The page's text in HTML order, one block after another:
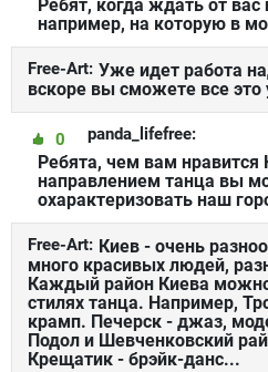
Ребят, когда ждать от вас
например, на которую в
Free-Art: Уже идет работа
вскоре вы сможете все это
panda_lifefree:
0
Ребята, чем вам
направлением танца вы
охарактеризовать наш
Free-Art: Киев - очень
много красивых людей,
Каждый район Киева
стилях танца. Например,
крамп. Печерск - джаз,
Подол и Шевченковский
Крещатик - брэйк-данс...